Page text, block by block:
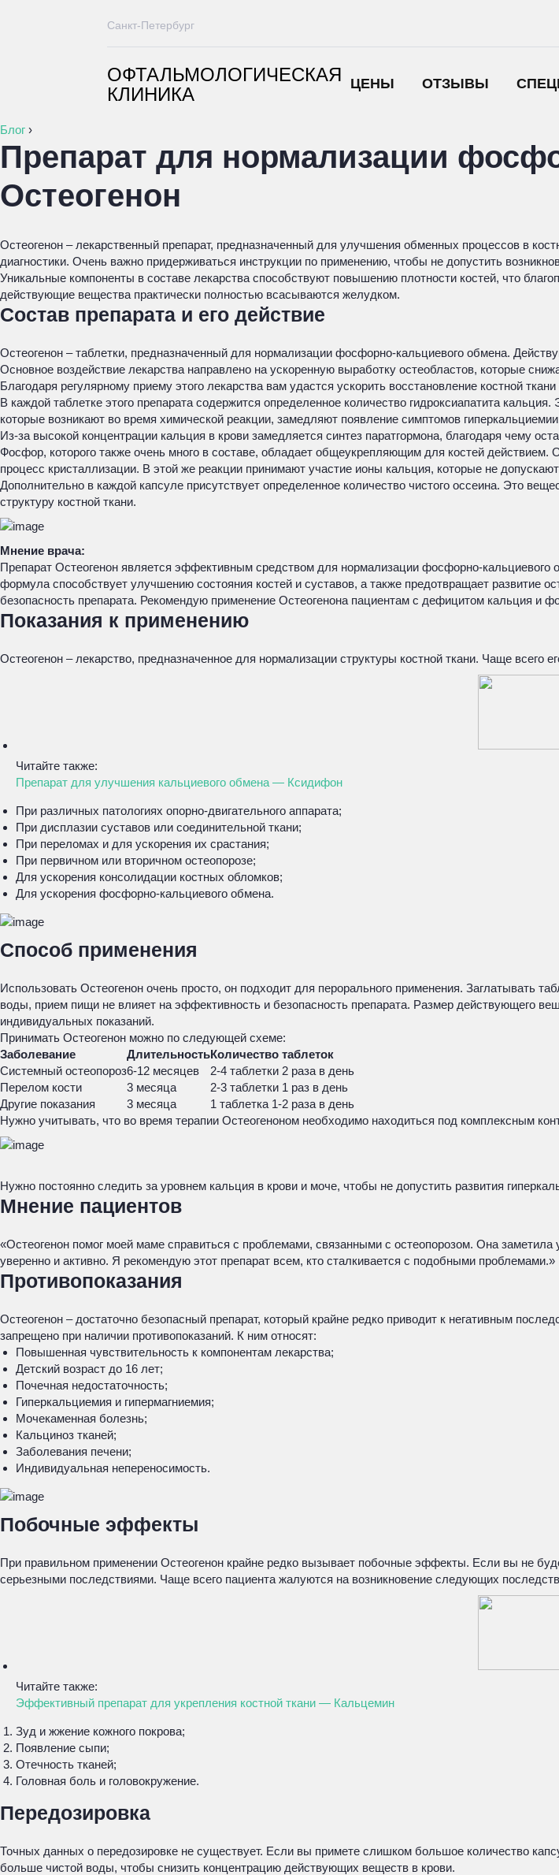
ОФТАЛЬМОЛОГИЧЕСКАЯ
КЛИНИКА
ЦЕНЫ ОТЗЫВЫ
Санкт-Петербург
Блог ›
Препарат для нормализации
Остеогенон
Остеогенон – лекарственный препарат, предназначенный для улучшения обменных процессов в
диагностики. Очень важно придерживаться инструкции по применению, чтобы не допустить
Уникальные компоненты в составе лекарства способствуют повышению плотности костей, что
действующие вещества практически полностью всасываются желудком.
Состав препарата и его действие
Остеогенон – таблетки, предназначенный для нормализации фосфорно-кальциевого обмена.
Основное воздействие лекарства направлено на ускоренную выработку остеобластов, которые
Благодаря регулярному приему этого лекарства вам удастся ускорить восстановление костной
В каждой таблетке этого препарата содержится определенное количество гидроксиапатита
которые возникают во время химической реакции, замедляют появление симптомов
Из-за высокой концентрации кальция в крови замедляется синтез паратгормона, благодаря чему
Фосфор, которого также очень много в составе, обладает общеукрепляющим для костей
процесс кристаллизации. В этой же реакции принимают участие ионы кальция, которые не
Дополнительно в каждой капсуле присутствует определенное количество чистого оссеина. Это
структуру костной ткани.
Мнение врача:
Препарат Остеогенон является эффективным средством для нормализации фосфорно-кальциевого
формула способствует улучшению состояния костей и суставов, а также предотвращает развитие
безопасность препарата. Рекомендую применение Остеогенона пациентам с дефицитом кальция и
Показания к применению
Остеогенон – лекарство, предназначенное для нормализации структуры костной ткани. Чаще всего
Читайте также:
Препарат для улучшения кальциевого обмена — Ксидифон
При различных патологиях опорно-двигательного аппарата;
При дисплазии суставов или соединительной ткани;
При переломах и для ускорения их срастания;
При первичном или вторичном остеопорозе;
Для ускорения консолидации костных обломков;
Для ускорения фосфорно-кальциевого обмена.
Способ применения
Использовать Остеогенон очень просто, он подходит для перорального применения. Заглатывать
воды, прием пищи не влияет на эффективность и безопасность препарата. Размер действующего
индивидуальных показаний.
Принимать Остеогенон можно по следующей схеме:
Заболевание
ДлительностьКоличество таблеток
Системный остеопороз6-12 месяцев
2-4 таблетки 2 раза в день
Перелом кости
3 месяца
2-3 таблетки 1 раз в день
Другие показания
3 месяца
1 таблетка 1-2 раза в день
Нужно учитывать, что во время терапии Остеогеноном необходимо находиться под комплексным
Нужно постоянно следить за уровнем кальция в крови и моче, чтобы не допустить развития
Мнение пациентов
«Остеогенон помог моей маме справиться с проблемами, связанными с остеопорозом. Она
уверенно и активно. Я рекомендую этот препарат всем, кто сталкивается с подобными проблемами.»
Противопоказания
Остеогенон – достаточно безопасный препарат, который крайне редко приводит к негативным
запрещено при наличии противопоказаний. К ним относят:
Повышенная чувствительность к компонентам лекарства;
Детский возраст до 16 лет;
Почечная недостаточность;
Гиперкальциемия и гипермагниемия;
Мочекаменная болезнь;
Кальциноз тканей;
Заболевания печени;
Индивидуальная непереносимость.
Побочные эффекты
При правильном применении Остеогенон крайне редко вызывает побочные эффекты. Если вы не
серьезными последствиями. Чаще всего пациента жалуются на возникновение следующих
Читайте также:
Эффективный препарат для укрепления костной ткани — Кальцемин
Зуд и жжение кожного покрова;
Появление сыпи;
Отечность тканей;
Головная боль и головокружение.
Передозировка
Точных данных о передозировке не существует. Если вы примете слишком большое количество
больше чистой воды, чтобы снизить концентрацию действующих веществ в крови.